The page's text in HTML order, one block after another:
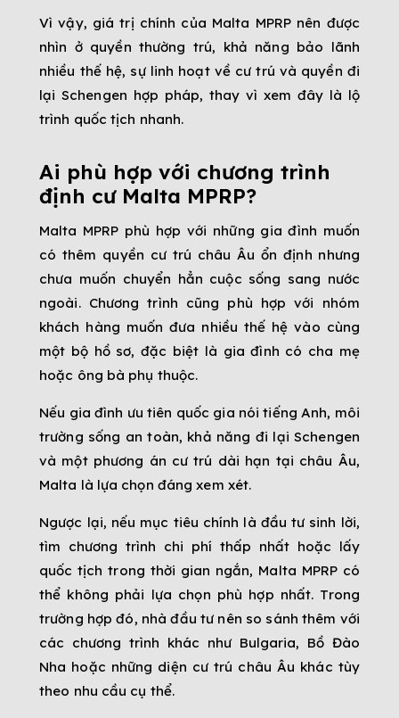
Vì vậy, giá trị chính của Malta MPRP nên được
nhìn ở quyền thường trú, khả năng bảo lãnh
nhiều thế hệ, sự linh hoạt về cư trú và quyền đi
lại Schengen hợp pháp, thay vì xem đây là lộ
trình quốc tịch nhanh.
Ai phù hợp với chương trình
định cư Malta MPRP?
Malta MPRP phù hợp với những gia đình muốn
có thêm quyền cư trú châu Âu ổn định nhưng
chưa muốn chuyển hẳn cuộc sống sang nước
ngoài. Chương trình cũng phù hợp với nhóm
khách hàng muốn đưa nhiều thế hệ vào cùng
một bộ hồ sơ, đặc biệt là gia đình có cha mẹ
hoặc ông bà phụ thuộc.
Nếu gia đình ưu tiên quốc gia nói tiếng Anh, môi
trường sống an toàn, khả năng đi lại Schengen
và một phương án cư trú dài hạn tại châu Âu,
Malta là lựa chọn đáng xem xét.
Ngược lại, nếu mục tiêu chính là đầu tư sinh lời,
tìm chương trình chi phí thấp nhất hoặc lấy
quốc tịch trong thời gian ngắn, Malta MPRP có
thể không phải lựa chọn phù hợp nhất. Trong
trường hợp đó, nhà đầu tư nên so sánh thêm với
các chương trình khác như Bulgaria, Bồ Đào
Nha hoặc những diện cư trú châu Âu khác tùy
theo nhu cầu cụ thể.